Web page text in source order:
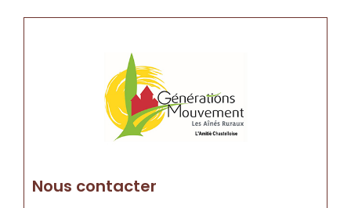
Nous contacter